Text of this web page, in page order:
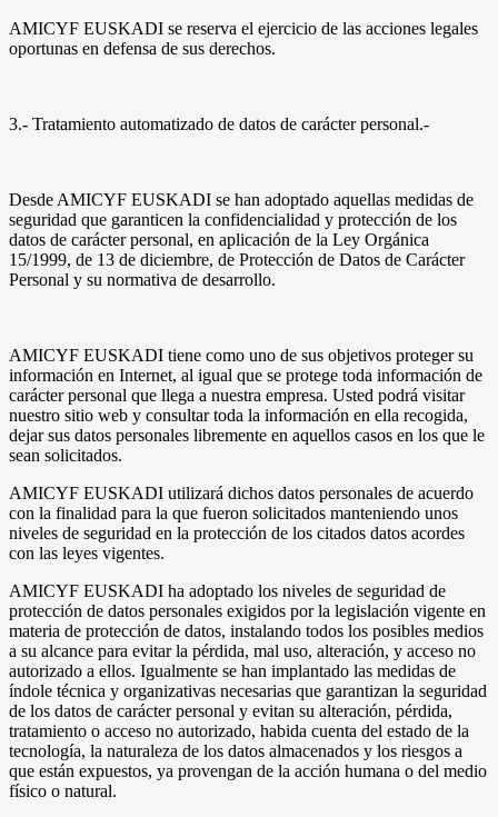
AMICYF EUSKADI se reserva el ejercicio de las acciones legales
oportunas en defensa de sus derechos.
3.- Tratamiento automatizado de datos de carácter personal.-
Desde AMICYF EUSKADI se han adoptado aquellas medidas de
seguridad que garanticen la confidencialidad y protección de los
datos de carácter personal, en aplicación de la Ley Orgánica
15/1999, de 13 de diciembre, de Protección de Datos de Carácter
Personal y su normativa de desarrollo.
AMICYF EUSKADI tiene como uno de sus objetivos proteger su
información en Internet, al igual que se protege toda información de
carácter personal que llega a nuestra empresa. Usted podrá visitar
nuestro sitio web y consultar toda la información en ella recogida,
dejar sus datos personales libremente en aquellos casos en los que le
sean solicitados.
AMICYF EUSKADI utilizará dichos datos personales de acuerdo
con la finalidad para la que fueron solicitados manteniendo unos
niveles de seguridad en la protección de los citados datos acordes
con las leyes vigentes.
AMICYF EUSKADI ha adoptado los niveles de seguridad de
protección de datos personales exigidos por la legislación vigente en
materia de protección de datos, instalando todos los posibles medios
a su alcance para evitar la pérdida, mal uso, alteración, y acceso no
autorizado a ellos. Igualmente se han implantado las medidas de
índole técnica y organizativas necesarias que garantizan la seguridad
de los datos de carácter personal y evitan su alteración, pérdida,
tratamiento o acceso no autorizado, habida cuenta del estado de la
tecnología, la naturaleza de los datos almacenados y los riesgos a
que están expuestos, ya provengan de la acción humana o del medio
físico o natural.